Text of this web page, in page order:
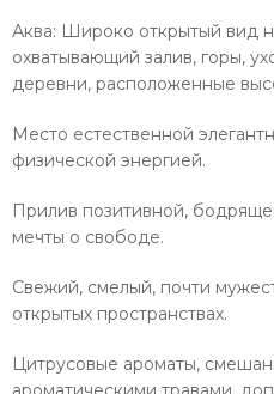
Аква: Широко открытый вид
охватывающий залив, горы,
деревни, расположенные
Место естественной
физической энергией.
Прилив позитивной,
мечты о свободе.
Свежий, смелый, почти
открытых пространствах.
Цитрусовые ароматы,